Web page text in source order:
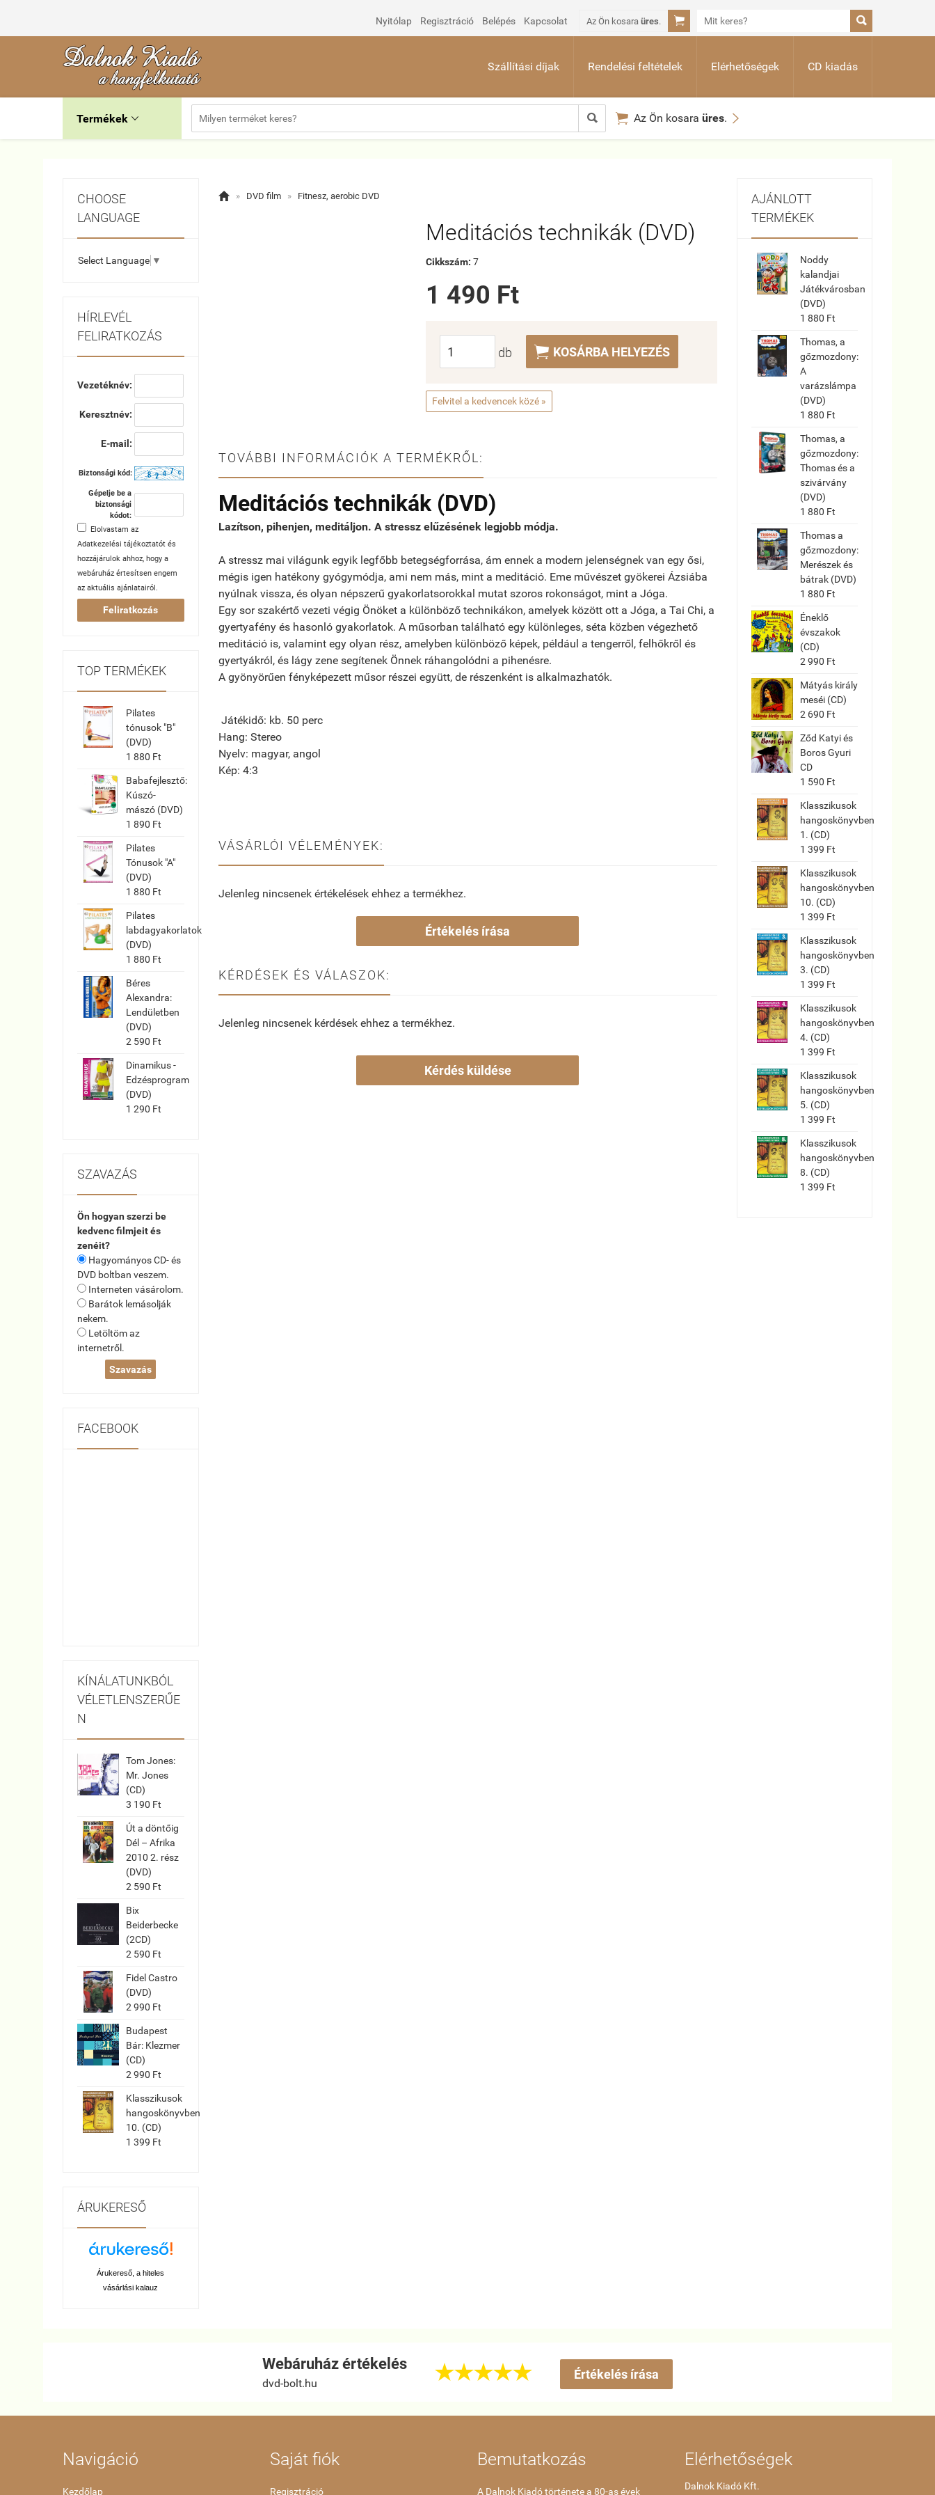
Nyitólap Regisztráció Belépés Kapcsolat Az Ön kosara üres.  
Szállítási díjak Rendelési feltételek Elérhetőségek CD kiadás
Termékek    Az Ön kosara üres. 
CHOOSE
LANGUAGE
Select Language ▼
HÍRLEVÉL
FELIRATKOZÁS
Vezetéknév:
Keresztnév:
E-mail:
Biztonsági kód:
Gépelje be a
biztonsági
kódot:
Elolvastam az
Adatkezelési tájékoztatót és
hozzájárulok ahhoz, hogy a
webáruház értesítsen engem
az aktuális ajánlatairól.
Feliratkozás
TOP TERMÉKEK
Pilates
tónusok "B"
(DVD)
1 880 Ft
Babafejlesztő:
Kúszó-
mászó (DVD)
1 890 Ft
Pilates
Tónusok "A"
(DVD)
1 880 Ft
Pilates
labdagyakorlatok
(DVD)
1 880 Ft
Béres
Alexandra:
Lendületben
(DVD)
2 590 Ft
Dinamikus -
Edzésprogram
(DVD)
1 290 Ft
SZAVAZÁS
Ön hogyan szerzi be
kedvenc filmjeit és
zenéit?
Hagyományos CD- és
DVD boltban veszem.
Interneten vásárolom.
Barátok lemásolják
nekem.
Letöltöm az
internetről.
FACEBOOK
KÍNÁLATUNKBÓL
VÉLETLENSZERŰE
N
Tom Jones:
Mr. Jones
(CD)
3 190 Ft
Út a döntőig
Dél – Afrika
2010 2. rész
(DVD)
2 590 Ft
Bix
Beiderbecke
(2CD)
2 590 Ft
Fidel Castro
(DVD)
2 990 Ft
Budapest
Bár: Klezmer
(CD)
2 990 Ft
Klasszikusok
hangoskönyvben
10. (CD)
1 399 Ft
ÁRUKERESŐ
Árukereső, a hiteles
vásárlási kalauz
 » DVD film » Fitnesz, aerobic DVD
Meditációs technikák (DVD)
Cikkszám: 7
1 490 Ft
db  KOSÁRBA HELYEZÉS
Felvitel a kedvencek közé »
TOVÁBBI INFORMÁCIÓK A TERMÉKRŐL:
Meditációs technikák (DVD)
Lazítson, pihenjen, meditáljon. A stressz elűzésének legjobb módja.
A stressz mai világunk egyik legfőbb betegségforrása, ám ennek a modern jelenségnek van egy ősi,
mégis igen hatékony gyógymódja, ami nem más, mint a meditáció. Eme művészet gyökerei Ázsiába
nyúlnak vissza, és olyan népszerű gyakorlatsorokkal mutat szoros rokonságot, mint a Jóga.
Egy sor szakértő vezeti végig Önöket a különböző technikákon, amelyek között ott a Jóga, a Tai Chi, a
gyertyafény és hasonló gyakorlatok. A műsorban található egy különleges, séta közben végezhető
meditáció is, valamint egy olyan rész, amelyben különböző képek, például a tengerről, felhőkről és
gyertyákról, és lágy zene segítenek Önnek ráhangolódni a pihenésre.
A gyönyörűen fényképezett műsor részei együtt, de részenként is alkalmazhatók.
Játékidő: kb. 50 perc
Hang: Stereo
Nyelv: magyar, angol
Kép: 4:3
VÁSÁRLÓI VÉLEMÉNYEK:
Jelenleg nincsenek értékelések ehhez a termékhez.
Értékelés írása
KÉRDÉSEK ÉS VÁLASZOK:
Jelenleg nincsenek kérdések ehhez a termékhez.
Kérdés küldése
AJÁNLOTT
TERMÉKEK
Noddy
kalandjai
Játékvárosban
(DVD)
1 880 Ft
Thomas, a
gőzmozdony:
A
varázslámpa
(DVD)
1 880 Ft
Thomas, a
gőzmozdony:
Thomas és a
szivárvány
(DVD)
1 880 Ft
Thomas a
gőzmozdony:
Merészek és
bátrak (DVD)
1 880 Ft
Éneklő
évszakok
(CD)
2 990 Ft
Mátyás király
meséi (CD)
2 690 Ft
Ződ Katyi és
Boros Gyuri
CD
1 590 Ft
Klasszikusok
hangoskönyvben
1. (CD)
1 399 Ft
Klasszikusok
hangoskönyvben
10. (CD)
1 399 Ft
Klasszikusok
hangoskönyvben
3. (CD)
1 399 Ft
Klasszikusok
hangoskönyvben
4. (CD)
1 399 Ft
Klasszikusok
hangoskönyvben
5. (CD)
1 399 Ft
Klasszikusok
hangoskönyvben
8. (CD)
1 399 Ft
Webáruház értékelés
dvd-bolt.hu
 Értékelés írása
Navigáció
Kezdőlap
Saját fiók
Regisztráció
Bemutatkozás
A Dalnok Kiadó története a 80-as évek
Elérhetőségek
Dalnok Kiadó Kft.